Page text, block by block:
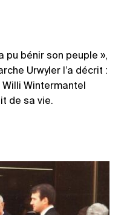
pu bénir son peuple »,
Urwyler l’a décrit :
Willi Wintermantel
de sa vie.